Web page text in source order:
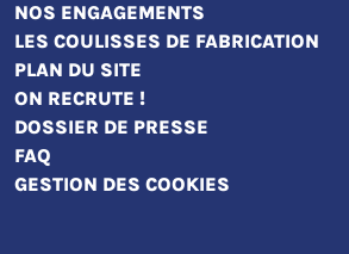
NOS ENGAGEMENTS
LES COULISSES DE FABRICATION
PLAN DU SITE
ON RECRUTE !
DOSSIER DE PRESSE
FAQ
GESTION DES COOKIES